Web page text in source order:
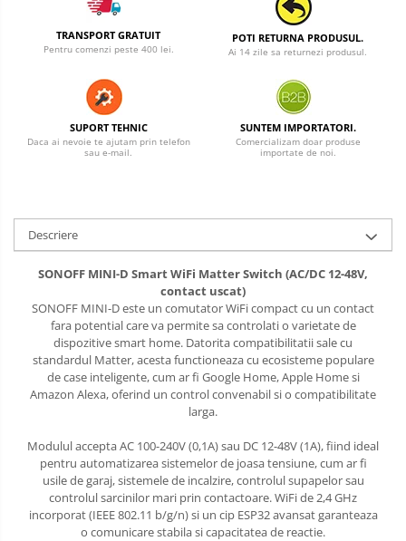
TRANSPORT GRATUIT
Pentru comenzi peste 400 lei.
POTI RETURNA PRODUSUL.
Ai 14 zile sa returnezi produsul.
SUPORT TEHNIC
Daca ai nevoie te ajutam prin telefon
sau e-mail.
SUNTEM IMPORTATORI.
Comercializam doar produse
importate de noi.
Descriere
SONOFF MINI-D Smart WiFi Matter Switch (AC/DC 12-48V,
contact uscat)
SONOFF MINI-D este un comutator WiFi compact cu un contact
fara potential care va permite sa controlati o varietate de
dispozitive smart home. Datorita compatibilitatii sale cu
standardul Matter, acesta functioneaza cu ecosisteme populare
de case inteligente, cum ar fi Google Home, Apple Home si
Amazon Alexa, oferind un control convenabil si o compatibilitate
larga.
Modulul accepta AC 100-240V (0,1A) sau DC 12-48V (1A), fiind ideal
pentru automatizarea sistemelor de joasa tensiune, cum ar fi
usile de garaj, sistemele de incalzire, controlul supapelor sau
controlul sarcinilor mari prin contactoare. WiFi de 2,4 GHz
incorporat (IEEE 802.11 b/g/n) si un cip ESP32 avansat garanteaza
o comunicare stabila si capacitatea de reactie.